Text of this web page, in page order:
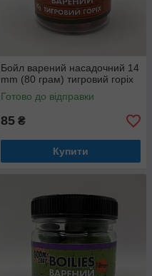
Бойл варений насадочний 14
mm (80 грам) тигровий горіх
Готово до відправки
85 ₴
Купити